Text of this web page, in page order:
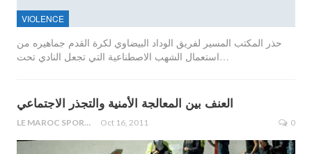
VIOLENCE
حذر المكتب المسير لفريق الوداد البيضاوي لكرة القدم جماهيره من
استعمال الشهب الاصطناعية التي تجعل النادي تحت…
العنف بين المعالجة الأمنية والتجذر الاجتماعي
LE MAROC SPORTIF Oct 16, 2011 0